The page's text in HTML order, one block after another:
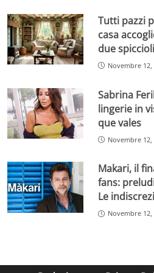
Tutti pazzi
casa
due spiccioli
Novembre 12,
Sabrina
lingerie in
que vales
Novembre 12,
Makari, il
fans:
Le
Novembre 12,